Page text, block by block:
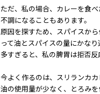
ただ、私の場合、カレーを食
不調になることもあります。
原因を探すため、スパイスか
って油とスパイスの量にかな
多すぎると、私の脾胃は拒否反
今よく作るのは、スリランカカ
油の使用量が少なく、とろみ